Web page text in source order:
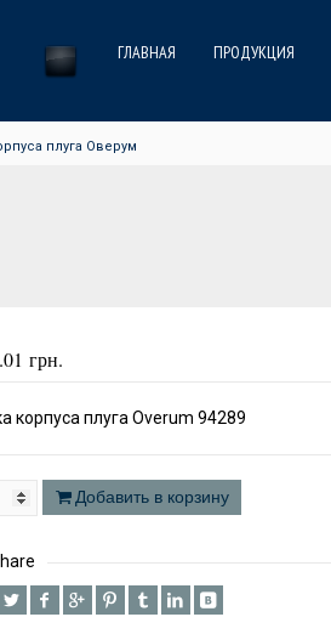
ГЛАВНАЯ ПРОДУКЦИЯ
плуга Оверум
грн.
корпуса плуга Overum 94289
Добавить в корзину